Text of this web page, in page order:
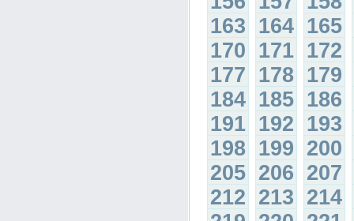
163 164 165
170 171 172
177 178 179
184 185 186
191 192 193
198 199 200
205 206 207
212 213 214